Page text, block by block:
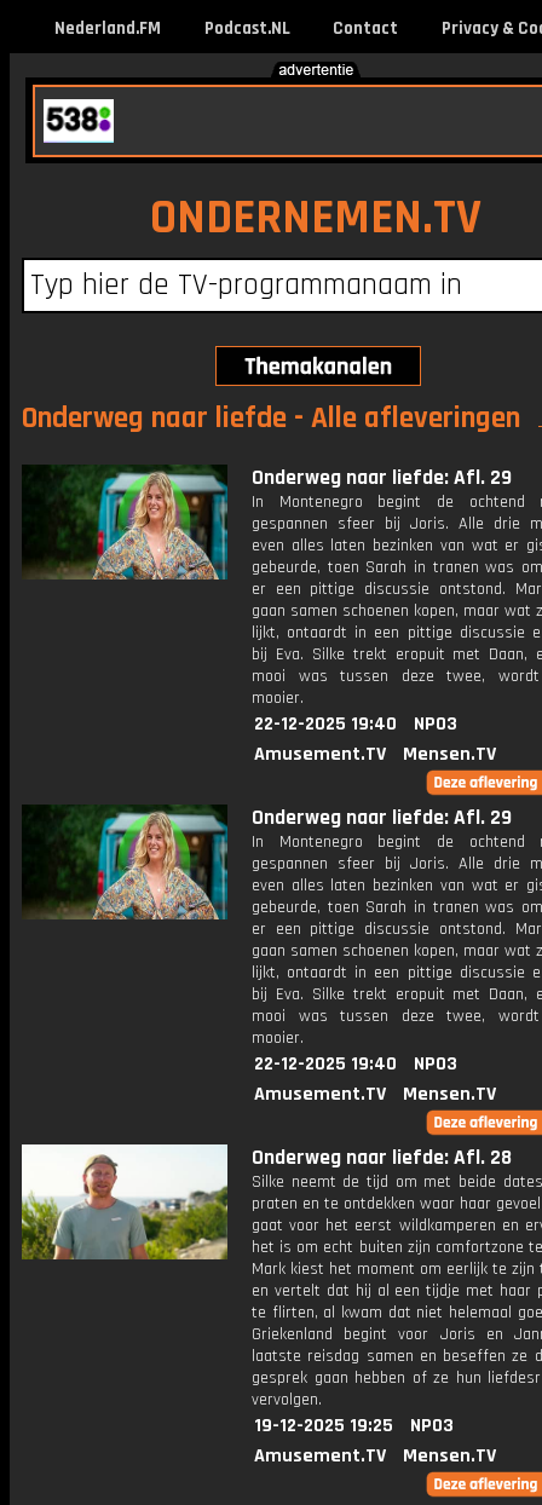
Nederland.FM Podcast.NL Contact Privacy &
ONDERNEMEN.TV
Onderweg naar liefde - Alle afleveringen
Onderweg naar liefde: Afl. 29
In Montenegro begint de ochtend
gespannen sfeer bij Joris. Alle drie
even alles laten bezinken van wat er
gebeurde, toen Sarah in tranen was
er een pittige discussie ontstond.
gaan samen schoenen kopen, maar wat
lijkt, ontaardt in een pittige discussie
bij Eva. Silke trekt eropuit met Daan,
mooi was tussen deze twee,
mooier.
22-12-2025 19:40
NPO3
Amusement.TV
Mensen.TV
Onderweg naar liefde: Afl. 29
In Montenegro begint de ochtend
gespannen sfeer bij Joris. Alle drie
even alles laten bezinken van wat er
gebeurde, toen Sarah in tranen was
er een pittige discussie ontstond.
gaan samen schoenen kopen, maar wat
lijkt, ontaardt in een pittige discussie
bij Eva. Silke trekt eropuit met Daan,
mooi was tussen deze twee,
mooier.
22-12-2025 19:40
NPO3
Amusement.TV
Mensen.TV
Onderweg naar liefde: Afl. 28
Silke neemt de tijd om met beide
praten en te ontdekken waar haar
gaat voor het eerst wildkamperen en
het is om echt buiten zijn comfortzone
Mark kiest het moment om eerlijk te zijn
en vertelt dat hij al een tijdje met haar
te flirten, al kwam dat niet helemaal
Griekenland begint voor Joris en
laatste reisdag samen en beseffen ze
gesprek gaan hebben of ze hun
vervolgen.
19-12-2025 19:25
NPO3
Amusement.TV
Mensen.TV